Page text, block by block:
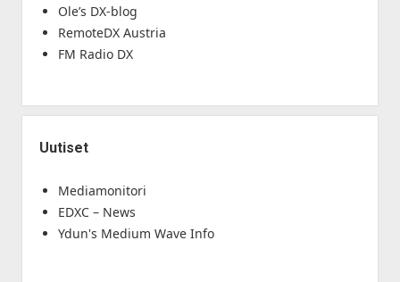
Ole’s DX-blog
RemoteDX Austria
FM Radio DX
Uutiset
Mediamonitori
EDXC – News
Ydun's Medium Wave Info